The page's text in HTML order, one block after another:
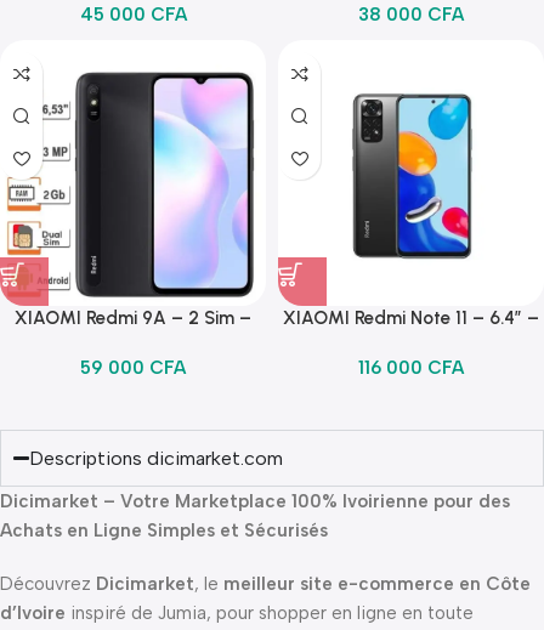
RK3318 décodeur TV Bluetooth
45 000 CFA
RK3318 décodeur TV Bluetooth
38 000 CFA
XIAOMI Redmi 9A – 2 Sim –
32Go Rom – 13Mpx –
59 000 CFA
XIAOMI Redmi Note 11 – 6.4″ –
50/8/2/2 Mpx ) – 5000mAh –
116 000 CFA
Descriptions dicimarket.com
Dicimarket – Votre Marketplace 100% Ivoirienne pour des
Achats en Ligne Simples et Sécurisés
Découvrez Dicimarket, le meilleur site e-commerce en Côte
d’Ivoire inspiré de Jumia, pour shopper en ligne en toute